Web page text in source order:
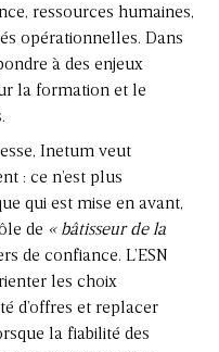
ressources humaines,
opérationnelles. Dans
à des enjeux
la formation et le
Inetum veut
: ce n’est plus
qui est mise en avant,
de « bâtisseur de la
de confiance. L’ESN
les choix
d’offres et replacer
la fiabilité des